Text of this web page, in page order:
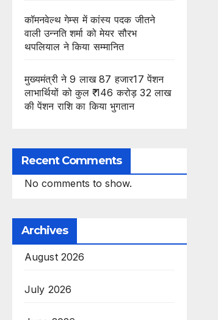
कॉमनवेल्थ गेम्स में कांस्य पदक जीतने
वाली उन्नति शर्मा को मेयर सौरभ
थपलियाल ने किया सम्मानित
मुख्यमंत्री ने 9 लाख 87 हजार17 पेंशन
लाभार्थियों को कुल ₹ 146 करोड़ 32 लाख
की पेंशन राशि का किया भुगतान
Recent Comments
No comments to show.
Archives
August 2026
July 2026